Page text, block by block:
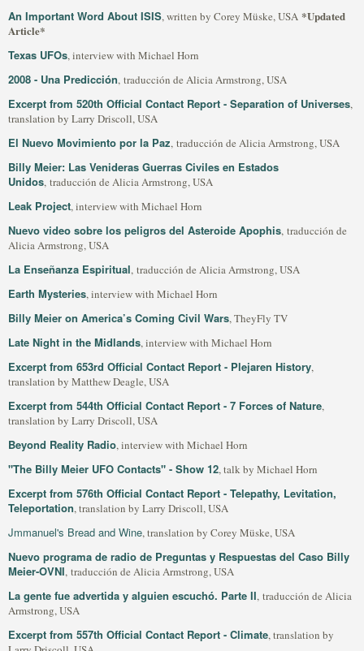
An Important Word About ISIS, written by Corey Müske, USA *Updated
Article*
Texas UFOs, interview with Michael Horn
2008 - Una Predicción, traducción de Alicia Armstrong, USA
Excerpt from 520th Official Contact Report - Separation of Universes,
translation by Larry Driscoll, USA
El Nuevo Movimiento por la Paz, traducción de Alicia Armstrong, USA
Billy Meier: Las Venideras Guerras Civiles en Estados
Unidos, traducción de Alicia Armstrong, USA
Leak Project, interview with Michael Horn
Nuevo video sobre los peligros del Asteroide Apophis, traducción de
Alicia Armstrong, USA
La Enseñanza Espiritual, traducción de Alicia Armstrong, USA
Earth Mysteries, interview with Michael Horn
Billy Meier on America’s Coming Civil Wars, TheyFly TV
Late Night in the Midlands, interview with Michael Horn
Excerpt from 653rd Official Contact Report - Plejaren History,
translation by Matthew Deagle, USA
Excerpt from 544th Official Contact Report - 7 Forces of Nature,
translation by Larry Driscoll, USA
Beyond Reality Radio, interview with Michael Horn
"The Billy Meier UFO Contacts" - Show 12, talk by Michael Horn
Excerpt from 576th Official Contact Report - Telepathy, Levitation,
Teleportation, translation by Larry Driscoll, USA
Jmmanuel's Bread and Wine, translation by Corey Müske, USA
Nuevo programa de radio de Preguntas y Respuestas del Caso Billy
Meier-OVNI, traducción de Alicia Armstrong, USA
La gente fue advertida y alguien escuchó. Parte II, traducción de Alicia
Armstrong, USA
Excerpt from 557th Official Contact Report - Climate, translation by